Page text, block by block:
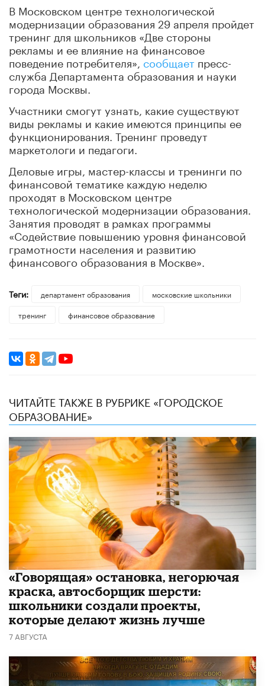
В Московском центре технологической
модернизации образования 29 апреля пройдет
тренинг для школьников «Две стороны
рекламы и ее влияние на финансовое
поведение потребителя», сообщает пресс-
служба Департамента образования и науки
города Москвы.
Участники смогут узнать, какие существуют
виды рекламы и какие имеются принципы ее
функционирования. Тренинг проведут
маркетологи и педагоги.
Деловые игры, мастер-классы и тренинги по
финансовой тематике каждую неделю
проходят в Московском центре
технологической модернизации образования.
Занятия проводят в рамках программы
«Содействие повышению уровня финансовой
грамотности населения и развитию
финансового образования в Москве».
Теги: департамент образования
московские школьники
тренинг
финансовое образование
ЧИТАЙТЕ ТАКЖЕ В РУБРИКЕ «ГОРОДСКОЕ
ОБРАЗОВАНИЕ»
​«Говорящая» остановка, негорючая
краска, автосборщик шерсти:
школьники создали проекты,
которые делают жизнь лучше
7 АВГУСТА